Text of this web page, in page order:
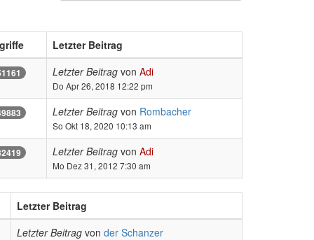
Letzter Beitrag
Letzter Beitrag von Adi
Do Apr 26, 2018 12:22 pm
Letzter Beitrag von Rombacher
So Okt 18, 2020 10:13 am
Letzter Beitrag von Adi
Mo Dez 31, 2012 7:30 am
Letzter Beitrag
Letzter Beitrag von der Schanzer